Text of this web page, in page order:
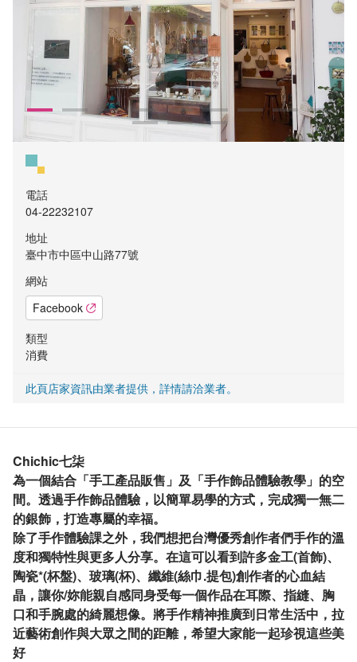
電話
04-22232107
地址
臺中市中區中山路77號
網站
Facebook
類型
消費
此頁店家資訊由業者提供，詳情請洽業者。
Chichic七柒
為一個結合「手工產品販售」及「手作飾品體驗教學」的空
間。透過手作飾品體驗，以簡單易學的方式，完成獨一無二
的銀飾，打造專屬的幸福。
除了手作體驗課之外，我們想把台灣優秀創作者們手作的溫
度和獨特性與更多人分享。在這可以看到許多金工(首飾)、
陶瓷*(杯盤)、玻璃(杯)、纖維(絲巾.提包)創作者的心血結
晶，讓你/妳能親自感同身受每一個作品在耳際、指縫、胸
口和手腕處的綺麗想像。將手作精神推廣到日常生活中，拉
近藝術創作與大眾之間的距離，希望大家能一起珍視這些美
好